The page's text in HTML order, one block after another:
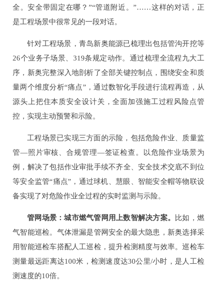
全。安全带固定在哪？”“管道附近。”……这样的对话，正
是工程场景中很常见的一段对话。
针对工程场景，青岛新奥能源已梳理出包括管沟开挖等
26个业务子场景、319条规定动作。通过梳理全流程九大工
序，新奥完整深入地剖析了全部关键控制点，围绕安全和质
量两个维度分析“痛点”，通过数智化手段进行流程再造，从
源头上把住本质安全设计关，全面加强施工过程风险点管
控，实现主动预警和示险。
工程场景已实现三方面的示险，包括危险作业、质量监
管—照片审核、合规管理—签证检查。以危险作业场景为
例，解决了包括作业审批手续不齐全、安全技术交底不到位
等安全监管“痛点”，通过球机、慧眼、智能安全帽等物联设
备实现了对危险作业全过程的实时监测与示险。
管网场景：城市燃气管网用上数智解决方案。
比如，燃
气智能巡检。气体泄漏是管网安全的最大隐患，新奥选择采
用智能巡检车搭配人工巡检，提升检测精度与效率。巡检车
测量最远距离达100米，检测速度达30公里/小时，是人工检
测速度的10倍。